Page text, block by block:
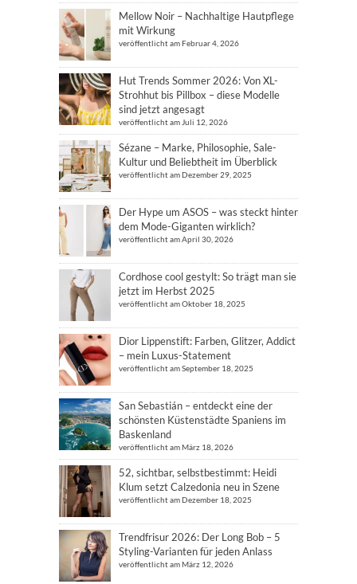
Mellow Noir – Nachhaltige Hautpflege
mit Wirkung
veröffentlicht am Februar 4, 2026
Hut Trends Sommer 2026: Von XL-
Strohhut bis Pillbox – diese Modelle
sind jetzt angesagt
veröffentlicht am Juli 12, 2026
Sézane – Marke, Philosophie, Sale-
Kultur und Beliebtheit im Überblick
veröffentlicht am Dezember 29, 2025
Der Hype um ASOS – was steckt hinter
dem Mode-Giganten wirklich?
veröffentlicht am April 30, 2026
Cordhose cool gestylt: So trägt man sie
jetzt im Herbst 2025
veröffentlicht am Oktober 18, 2025
Dior Lippenstift: Farben, Glitzer, Addict
– mein Luxus-Statement
veröffentlicht am September 18, 2025
San Sebastián – entdeckt eine der
schönsten Küstenstädte Spaniens im
Baskenland
veröffentlicht am März 18, 2026
52, sichtbar, selbstbestimmt: Heidi
Klum setzt Calzedonia neu in Szene
veröffentlicht am Dezember 18, 2025
Trendfrisur 2026: Der Long Bob – 5
Styling-Varianten für jeden Anlass
veröffentlicht am März 12, 2026